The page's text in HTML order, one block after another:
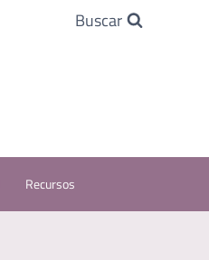
Buscar
Recursos